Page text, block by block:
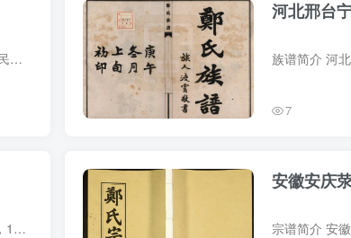
家谱简介 河北唐山丰润区郑氏家谱，1924年（民国13年）郑恩波等纂修，4册。始迁祖郑孝先，明初由江西迁至浭阳。 家谱部分预览 电子版PDF网盘下载
河北邢台
7
家谱简介 广西桂林郑氏家谱附抑过轩主人年谱，1872年（同治11年）郑庆崧纂修，1册。80余页。始迁祖郑子学，字勉之，号敬亭，原居河南南阳府新野县，清初避难入粤，卜居桂林省城崇德街。 字辈：...
安徽安庆